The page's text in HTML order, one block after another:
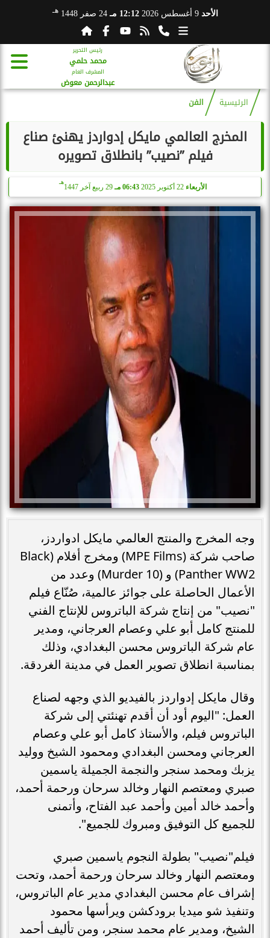
الأحد 9 أغسطس 2026 12:12 مـ 24 صفر 1448 هـ
رئيس التحرير
محمد حلمي
المشرف العام
عبدالرحمن معوض
الرئيسية الفن
المخرج العالمي مايكل إدواردز يهنئ صناع
فيلم ”نصيب” بانطلاق تصويره
الأربعاء 22 أكتوبر 2025 06:43 مـ 29 ربيع آخر 1447
هـ
وجه المخرج والمنتج العالمي مايكل ادواردز،
صاحب شركة (MPE Films) ومخرج أفلام (Black
Panther WW2) و (Murder 10) وعدد من
الأعمال الحاصلة على جوائز عالمية، صُنّاع فيلم
"نصيب" من إنتاج شركة الباتروس للإنتاج الفني
للمنتج كامل أبو علي وعصام العرجاني، ومدير
عام شركة الباتروس محسن البغدادي، وذلك
بمناسبة انطلاق تصوير العمل في مدينة الغردقة.
وقال مايكل إدواردز بالفيديو الذي وجهه لصناع
العمل: "اليوم أود أن أقدم تهنئتي إلى شركة
الباتروس فيلم، والأستاذ كامل أبو علي وعصام
العرجاني ومحسن البغدادي ومحمود الشيخ ووليد
يزبك ومحمد سنجر والنجمة الجميلة ياسمين
صبري ومعتصم النهار وخالد سرحان ورحمة أحمد،
وأحمد خالد أمين وأحمد عبد الفتاح، وأتمنى
للجميع كل التوفيق ومبروك للجميع".
فيلم"نصيب" بطولة النجوم ياسمين صبري
ومعتصم النهار وخالد سرحان ورحمة أحمد، وتحت
إشراف عام محسن البغدادي مدير عام الباتروس،
وتنفيذ شو ميديا برودكشن ويرأسها محمود
الشيخ، ومدير عام محمد سنجر، ومن تأليف أحمد